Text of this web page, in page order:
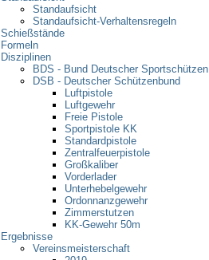
Standaufsicht
Standaufsicht-Verhaltensregeln
Schießstände
Formeln
Disziplinen
BDS - Bund Deutscher Sportschützen
DSB - Deutscher Schützenbund
Luftpistole
Luftgewehr
Freie Pistole
Sportpistole KK
Standardpistole
Zentralfeuerpistole
Großkaliber
Vorderlader
Unterhebelgewehr
Ordonnanzgewehr
Zimmerstutzen
KK-Gewehr 50m
Ergebnisse
Vereinsmeisterschaft